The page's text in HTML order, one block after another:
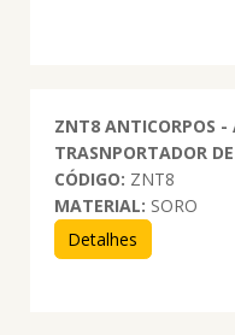
ZNT8 ANTICORPOS -
TRASNPORTADOR
CÓDIGO: ZNT8
MATERIAL: SORO
Detalhes